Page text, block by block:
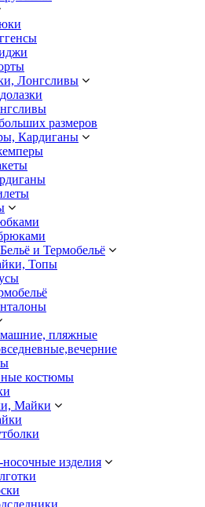
Лонгсливы
размеров
Кардиганы
и Термобельё
Топы
пляжные
костюмы
Майки
изделия